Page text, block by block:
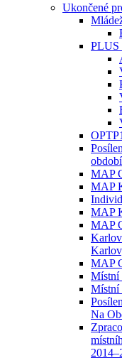
Ukončené
PLUS
MAP
MAP
MAP
MAP
MAP
Místní
Místní
Na